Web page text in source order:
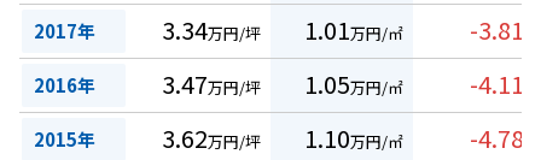
2017年 3.34万円/坪 1.01万円/㎡ -3.81
2016年 3.47万円/坪 1.05万円/㎡ -4.11
2015年 3.62万円/坪 1.10万円/㎡ -4.78